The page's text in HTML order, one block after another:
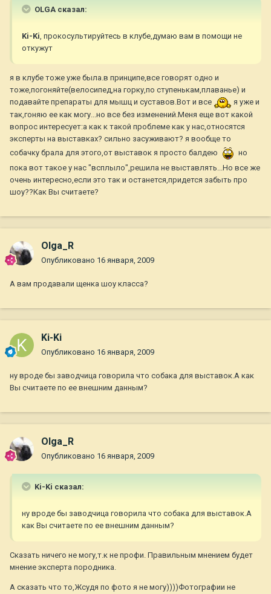
OLGA сказал:
Ki-Ki, прокосультируйтесь в клубе,думаю вам в помощи не
откужут
я в клубе тоже уже была.в принципе,все говорят одно и
тоже,погоняйте(велосипед,на горку,по ступенькам,плаванье) и
подавайте препараты для мышц и суставов.Вот и все
я уже и
так,гоняю ее как могу...но все без изменений.Меня еще вот какой
вопрос интересует:а как к такой проблеме как у нас,относятся
эксперты на выставках? сильно засуживают? я вообще то
собачку брала для этого,от выставок я просто балдею
но
пока вот такое у нас "всплыло",решила не выставлять...Но все же
очень интересно,если это так и останется,придется забыть про
шоу??Как Вы считаете?
Olga_R
Опубликовано 16 января, 2009
А вам продавали щенка шоу класса?
Ki-Ki
Опубликовано 16 января, 2009
ну вроде бы заводчица говорила что собака для выставок.А как
Вы считаете по ее внешним данным?
Olga_R
Опубликовано 16 января, 2009
Ki-Ki сказал:
ну вроде бы заводчица говорила что собака для выставок.А
как Вы считаете по ее внешним данным?
Сказать ничего не могу,т.к не профи. Правильным мнением будет
мнение эксперта породника.
А сказать что то,Жсудя по фото я не могу))))Фотографии не